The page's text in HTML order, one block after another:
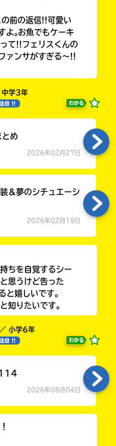
前の返信!!可愛い
よ｡お魚でもケーキ
って!!フェリスくんの
ァンサがすぎる〜!!
中学3年
注目 !! わかる
め
2026年02月27日
＆夢のシチュエーシ
2026年02月19日
ちを自覚するシー
思うけど告った
と嬉しいです。
知りたいです。
小学6年
注目 !! わかる
2026年08月04日